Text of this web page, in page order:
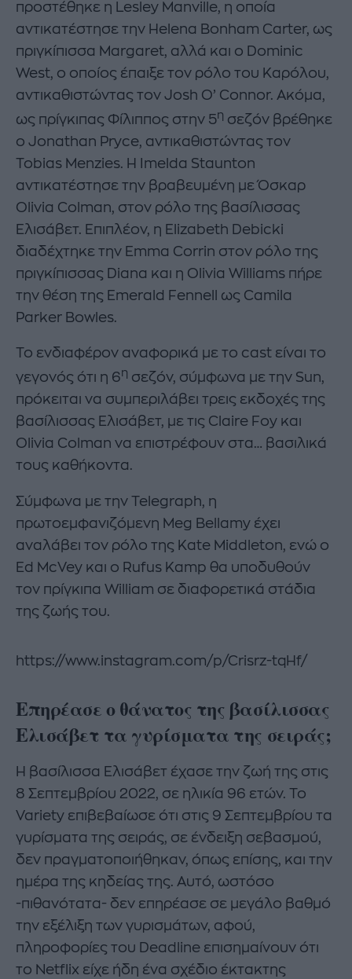
προστέθηκε η Lesley Manville, η οποία
αντικατέστησε την Helena Bonham Carter, ως
πριγκίπισσα Margaret, αλλά και ο Dominic
West, ο οποίος έπαιξε τον ρόλο του Καρόλου,
αντικαθιστώντας τον Josh O’ Connor. Ακόμα,
ως πρίγκιπας Φίλιππος στην 5η σεζόν βρέθηκε
ο Jonathan Pryce, αντικαθιστώντας τον
Tobias Menzies. Η Imelda Staunton
αντικατέστησε την βραβευμένη με Όσκαρ
Olivia Colman, στον ρόλο της βασίλισσας
Ελισάβετ. Επιπλέον, η Elizabeth Debicki
διαδέχτηκε την Emma Corrin στον ρόλο της
πριγκίπισσας Diana και η Olivia Williams πήρε
την θέση της Emerald Fennell ως Camila
Parker Bowles.
Το ενδιαφέρον αναφορικά με το cast είναι το
γεγονός ότι η 6η σεζόν, σύμφωνα με την Sun,
πρόκειται να συμπεριλάβει τρεις εκδοχές της
βασίλισσας Ελισάβετ, με τις Claire Foy και
Olivia Colman να επιστρέφουν στα… βασιλικά
τους καθήκοντα.
Σύμφωνα με την Telegraph, η
πρωτοεμφανιζόμενη Meg Bellamy έχει
αναλάβει τον ρόλο της Kate Middleton, ενώ ο
Ed McVey και ο Rufus Kamp θα υποδυθούν
τον πρίγκιπα William σε διαφορετικά στάδια
της ζωής του.
https://www.instagram.com/p/Crisrz-tqHf/
Επηρέασε ο θάνατος της βασίλισσας
Ελισάβετ τα γυρίσματα της σειράς;
Η βασίλισσα Ελισάβετ έχασε την ζωή της στις
8 Σεπτεμβρίου 2022, σε ηλικία 96 ετών. Το
Variety επιβεβαίωσε ότι στις 9 Σεπτεμβρίου τα
γυρίσματα της σειράς, σε ένδειξη σεβασμού,
δεν πραγματοποιήθηκαν, όπως επίσης, και την
ημέρα της κηδείας της. Αυτό, ωστόσο
-πιθανότατα- δεν επηρέασε σε μεγάλο βαθμό
την εξέλιξη των γυρισμάτων, αφού,
πληροφορίες του Deadline επισημαίνουν ότι
το Netflix είχε ήδη ένα σχέδιο έκτακτης